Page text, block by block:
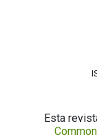
Esta